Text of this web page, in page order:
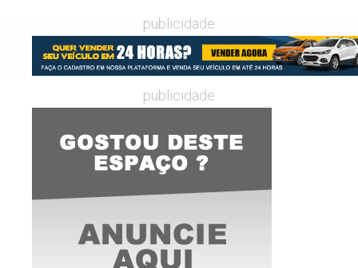
publicidade
publicidade